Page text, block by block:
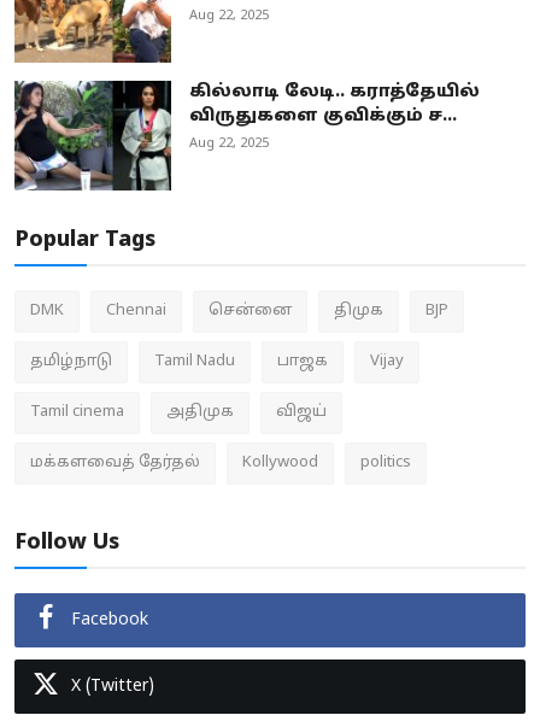
Aug 22, 2025
கில்லாடி லேடி.. கராத்தேயில்
விருதுகளை குவிக்கும் ச...
Aug 22, 2025
Popular Tags
DMK Chennai சென்னை திமுக BJP
தமிழ்நாடு Tamil Nadu பாஜக Vijay
Tamil cinema அதிமுக விஜய்
மக்களவைத் தேர்தல் Kollywood politics
Follow Us
Facebook
X (Twitter)